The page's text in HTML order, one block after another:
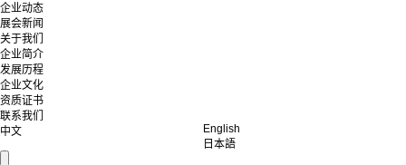
企业动态
展会新闻
关于我们
企业简介
发展历程
企业文化
资质证书
联系我们
中文
English
日本語